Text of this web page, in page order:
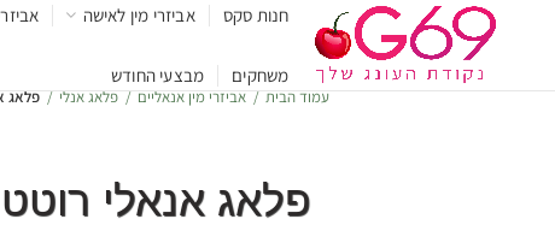
חנות סקס אביזרי מין לאישה
משחקים מבצעי החודש
עמוד הבית אביזרי מין אנאליים פלאג אנלי פלאג
פלאג אנאלי